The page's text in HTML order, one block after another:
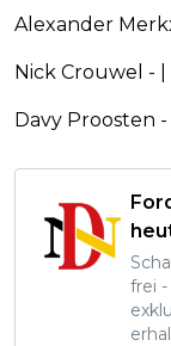
Alexander
Nick Crouwel -
Davy Proosten
frei